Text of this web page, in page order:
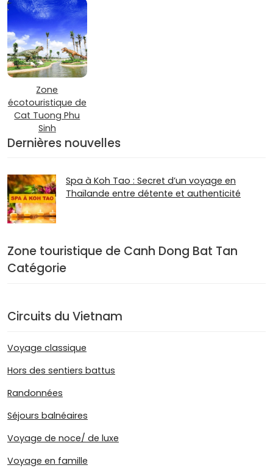
Zone
écotouristique de
Cat Tuong Phu
Sinh
Dernières nouvelles
Spa à Koh Tao : Secret d’un voyage en
Thaïlande entre détente et authenticité
Zone touristique de Canh Dong Bat Tan
Catégorie
Circuits du Vietnam
Voyage classique
Hors des sentiers battus
Randonnées
Séjours balnéaires
Voyage de noce/ de luxe
Voyage en famille